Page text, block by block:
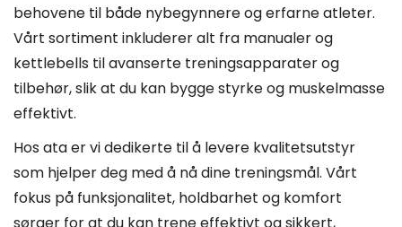
behovene til både nybegynnere og erfarne atleter.
Vårt sortiment inkluderer alt fra manualer og
kettlebells til avanserte treningsapparater og
tilbehør, slik at du kan bygge styrke og muskelmasse
effektivt.
Hos ata er vi dedikerte til å levere kvalitetsutstyr
som hjelper deg med å nå dine treningsmål. Vårt
fokus på funksjonalitet, holdbarhet og komfort